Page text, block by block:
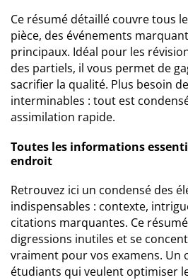
Ce résumé détaillé couvre tous
pièce, des événements
principaux. Idéal pour les
des partiels, il vous permet de
sacrifier la qualité. Plus besoin
interminables : tout est
assimilation rapide.
Toutes les informations
endroit
Retrouvez ici un condensé des
indispensables : contexte,
citations marquantes. Ce
digressions inutiles et se
vraiment pour vos examens. Un
étudiants qui veulent optimiser